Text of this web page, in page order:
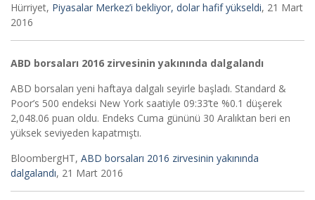
Hürriyet, Piyasalar Merkez’i bekliyor, dolar hafif yükseldi, 21 Mart
2016
ABD borsaları 2016 zirvesinin yakınında dalgalandı
ABD borsaları yeni haftaya dalgalı seyirle başladı. Standard &
Poor’s 500 endeksi New York saatiyle 09:33’te %0.1 düşerek
2,048.06 puan oldu. Endeks Cuma gününü 30 Aralıktan beri en
yüksek seviyeden kapatmıştı.
BloombergHT, ABD borsaları 2016 zirvesinin yakınında
dalgalandı, 21 Mart 2016